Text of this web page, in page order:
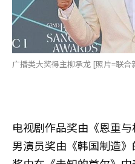
广播类大奖得主柳承龙 [照片=联合
电视剧作品奖由《恩重
男演员奖由《韩国制造